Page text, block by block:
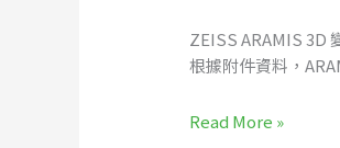
ZEISS ARAMIS 3D
根據附件資料，
量
測
用
Read More »